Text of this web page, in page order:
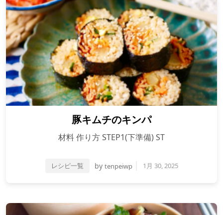
豚キムチのキンパ
材料 作り方 STEP1(下準備) ST
レシピ一覧 by tenpeiwp 1月 30, 2025